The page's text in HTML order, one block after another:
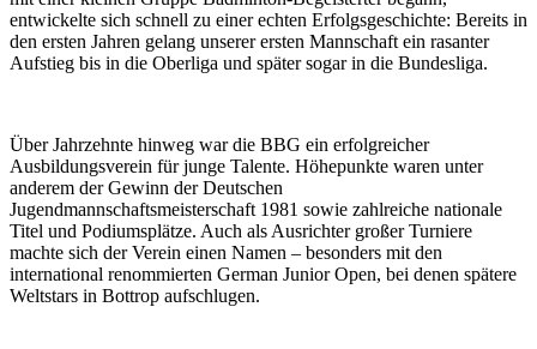
entwickelte sich schnell zu einer echten Erfolgsgeschichte: Bereits in
den ersten Jahren gelang unserer ersten Mannschaft ein rasanter
Aufstieg bis in die Oberliga und später sogar in die Bundesliga.
Über Jahrzehnte hinweg war die BBG ein erfolgreicher
Ausbildungsverein für junge Talente. Höhepunkte waren unter
anderem der Gewinn der Deutschen
Jugendmannschaftsmeisterschaft 1981 sowie zahlreiche nationale
Titel und Podiumsplätze. Auch als Ausrichter großer Turniere
machte sich der Verein einen Namen – besonders mit den
international renommierten German Junior Open, bei denen spätere
Weltstars in Bottrop aufschlugen.